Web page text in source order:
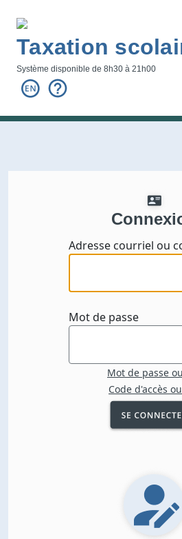
Taxation
Système disponible de 8h30 à 21h00
Adresse courriel ou
Mot de passe
Mot de passe
Code d'accès